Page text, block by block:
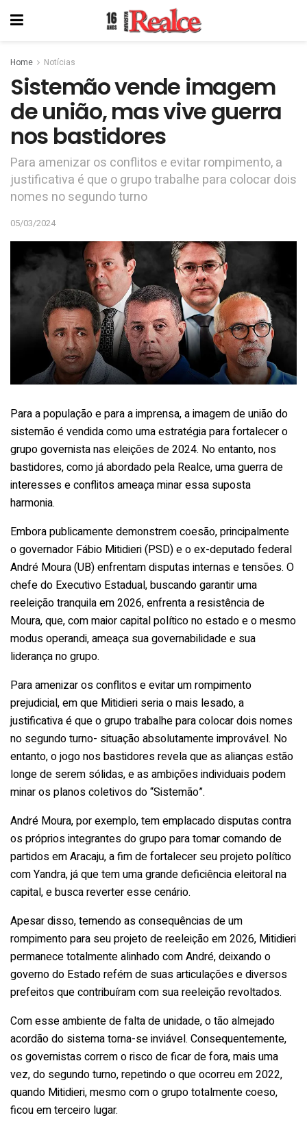
Home Notícias
Sistemão vende imagem
de união, mas vive guerra
nos bastidores
Para amenizar os conflitos e evitar rompimento, a
justificativa é que o grupo trabalhe para colocar dois
nomes no segundo turno
05/03/2024
Para a população e para a imprensa, a imagem de união do
sistemão é vendida como uma estratégia para fortalecer o
grupo governista nas eleições de 2024. No entanto, nos
bastidores, como já abordado pela Realce, uma guerra de
interesses e conflitos ameaça minar essa suposta
harmonia.
Embora publicamente demonstrem coesão, principalmente
o governador Fábio Mitidieri (PSD) e o ex-deputado federal
André Moura (UB) enfrentam disputas internas e tensões. O
chefe do Executivo Estadual, buscando garantir uma
reeleição tranquila em 2026, enfrenta a resistência de
Moura, que, com maior capital político no estado e o mesmo
modus operandi, ameaça sua governabilidade e sua
liderança no grupo.
Para amenizar os conflitos e evitar um rompimento
prejudicial, em que Mitidieri seria o mais lesado, a
justificativa é que o grupo trabalhe para colocar dois nomes
no segundo turno- situação absolutamente improvável. No
entanto, o jogo nos bastidores revela que as alianças estão
longe de serem sólidas, e as ambições individuais podem
minar os planos coletivos do “Sistemão”.
André Moura, por exemplo, tem emplacado disputas contra
os próprios integrantes do grupo para tomar comando de
partidos em Aracaju, a fim de fortalecer seu projeto político
com Yandra, já que tem uma grande deficiência eleitoral na
capital, e busca reverter esse cenário.
Apesar disso, temendo as consequências de um
rompimento para seu projeto de reeleição em 2026, Mitidieri
permanece totalmente alinhado com André, deixando o
governo do Estado refém de suas articulações e diversos
prefeitos que contribuíram com sua reeleição revoltados.
Com esse ambiente de falta de unidade, o tão almejado
acordão do sistema torna-se inviável. Consequentemente,
os governistas correm o risco de ficar de fora, mais uma
vez, do segundo turno, repetindo o que ocorreu em 2022,
quando Mitidieri, mesmo com o grupo totalmente coeso,
ficou em terceiro lugar.